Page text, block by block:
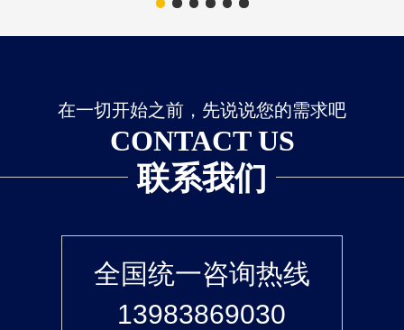
在一切开始之前，先说说您的需求吧
CONTACT US
联系我们
全国统一咨询热线
13983869030